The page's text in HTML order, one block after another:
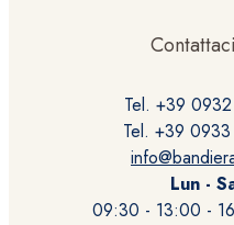
Tel. +39
Tel. +39
Lun -
09:30 - 13:00 -